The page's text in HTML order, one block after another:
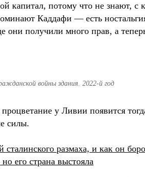
капитал, потому что не знают, с
Каддафи — есть
получили много прав, а
войны здания. 2022-й год
у Ливии появится
силы.
размаха, и как он
его страна выстояла